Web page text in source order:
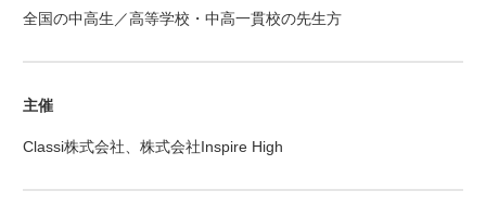
全国の中高生／高等学校・中高一貫校の先生方
主催
Classi株式会社、株式会社Inspire High